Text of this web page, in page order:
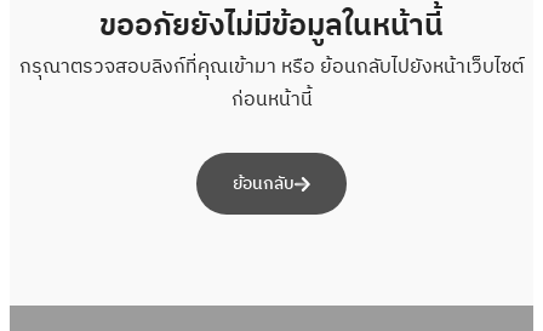
ขออภัยยังไม่มีข้อมูลในหน้านี้
กรุณาตรวจสอบลิงก์ที่คุณเข้ามา หรือ ย้อนกลับไปยังหน้าเว็บไซต์
ก่อนหน้านี้
ย้อนกลับ